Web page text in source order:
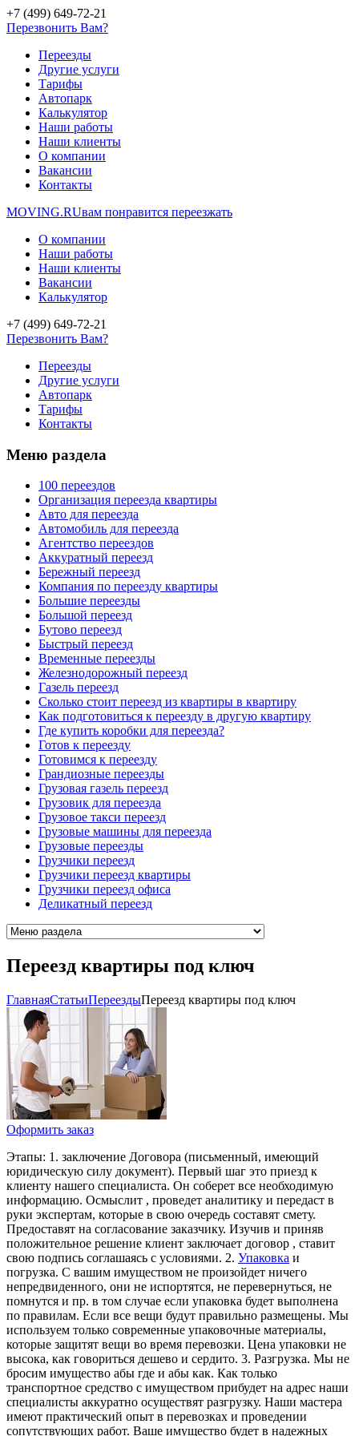
+7 (499) 649-72-21
Перезвонить Вам?
Переезды
Другие услуги
Тарифы
Автопарк
Калькулятор
Наши работы
Наши клиенты
О компании
Вакансии
Контакты
MOVING.RUвам понравится переезжать
О компании
Наши работы
Наши клиенты
Вакансии
Калькулятор
+7 (499) 649-72-21
Перезвонить Вам?
Переезды
Другие услуги
Автопарк
Тарифы
Контакты
Меню раздела
100 переездов
Организация переезда квартиры
Авто для переезда
Автомобиль для переезда
Агентство переездов
Аккуратный переезд
Бережный переезд
Компания по переезду квартиры
Большие переезды
Большой переезд
Бутово переезд
Быстрый переезд
Временные переезды
Железнодорожный переезд
Газель переезд
Сколько стоит переезд из квартиры в квартиру
Как подготовиться к переезду в другую квартиру
Где купить коробки для переезда?
Готов к переезду
Готовимся к переезду
Грандиозные переезды
Грузовая газель переезд
Грузовик для переезда
Грузовое такси переезд
Грузовые машины для переезда
Грузовые переезды
Грузчики переезд
Грузчики переезд квартиры
Грузчики переезд офиса
Деликатный переезд
Переезд квартиры под ключ
ГлавнаяCтатьиПереездыПереезд квартиры под ключ
Оформить заказ
Этапы: 1. заключение Договора (письменный, имеющий
юридическую силу документ). Первый шаг это приезд к
клиенту нашего специалиста. Он соберет все необходимую
информацию. Осмыслит , проведет аналитику и передаст в
руки экспертам, которые в свою очередь составят смету.
Предоставят на согласование заказчику. Изучив и приняв
положительное решение клиент заключает договор , ставит
свою подпись соглашаясь с условиями. 2. Упаковка и
погрузка. С вашим имуществом не произойдет ничего
непредвиденного, они не испортятся, не перевернуться, не
помнутся и пр. в том случае если упаковка будет выполнена
по правилам. Если все вещи будут правильно размещены. Мы
используем только современные упаковочные материалы,
которые защитят вещи во время перевозки. Цена упаковки не
высока, как говориться дешево и сердито. 3. Разгрузка. Мы не
бросим имущество абы где и абы как. Как только
транспортное средство с имуществом прибудет на адрес наши
специалисты аккуратно осуществят разгрузку. Наши мастера
имеют практический опыт в перевозках и проведении
сопутствующих работ. Ваше имущество будет в надежных